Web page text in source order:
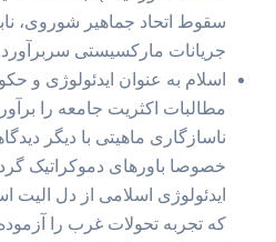
سقوط اتحاد جماهیر شوروی،
جریانات مارکسیستی
اسلام به عنوان ایدئولوژی و
مطالبات اکثریت جامعه را
ناسازگاری ماهیتی با دیگر
خصوصا باورهای دموکراتیک
ایدئولوژی اسلامی از دل الیت
که تجربه تحولات غرب را آزموده